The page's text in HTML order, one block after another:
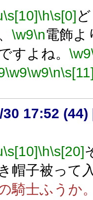
\s[10]\h\s[0]
\w9\n電飾よ
すよね。 \w9
\w9\w9\n
30 17:52 (44)
\s[10]\h\s[20]
帽子被って
騎士ふうか